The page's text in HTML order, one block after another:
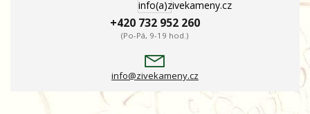
+420 732 952 260
(Po-Pá, 9-19 hod.)
info@zivekameny.cz